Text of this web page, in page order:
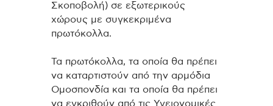
Σκοποβολή) σε εξωτερικούς
χώρους με συγκεκριμένα
πρωτόκολλα.
Τα πρωτόκολλα, τα οποία θα πρέπει
να καταρτιστούν από την αρμόδια
Ομοσπονδία και τα οποία θα πρέπει
να εγκριθούν από τις Υγειονομικές